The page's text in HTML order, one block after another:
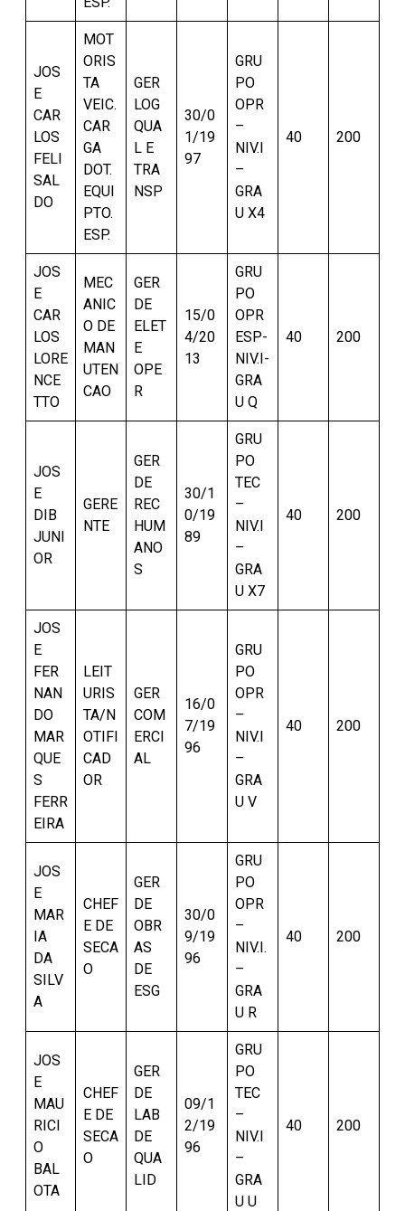
JOS
E
CAR
LOS
FELI
SAL
DO
MOT
ORIS
TA
VEIC.
CAR
GA
DOT.
EQUI
PTO.
ESP.
GER
LOG
QUA
L E
TRA
NSP
30/0
1/19
97
GRU
PO
OPR
–
NIV.I
–
GRA
U X4
40 200
JOS
E
CAR
LOS
LORE
NCE
TTO
MEC
ANIC
O DE
MAN
UTEN
CAO
GER
DE
ELET
E
OPE
R
15/0
4/20
13
GRU
PO
OPR
ESP-
NIV.I-
GRA
U Q
40 200
JOS
E
DIB
JUNI
OR
GERE
NTE
GER
DE
REC
HUM
ANO
S
30/1
0/19
89
GRU
PO
TEC
–
NIV.I
–
GRA
U X7
40 200
JOS
E
FER
NAN
DO
MAR
QUE
S
FERR
EIRA
LEIT
URIS
TA/N
OTIFI
CAD
OR
GER
COM
ERCI
AL
16/0
7/19
96
GRU
PO
OPR
–
NIV.I
–
GRA
U V
40 200
JOS
E
MAR
IA
DA
SILV
A
CHEF
E DE
SECA
O
GER
DE
OBR
AS
DE
ESG
30/0
9/19
96
GRU
PO
OPR
–
NIV.I.
–
GRA
U R
40 200
JOS
E
MAU
RICI
O
BAL
OTA
CHEF
E DE
SECA
O
GER
DE
LAB
DE
QUA
LID
09/1
2/19
96
GRU
PO
TEC
–
NIV.I
–
GRA
U U
40 200